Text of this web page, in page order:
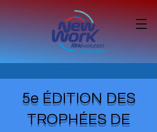
5e ÉDITION DES
TROPHÉES DE